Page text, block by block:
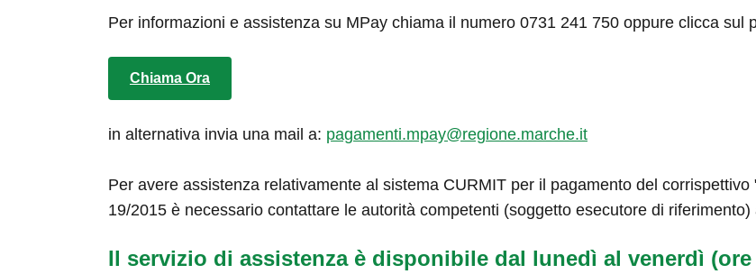
Per informazioni e assistenza su MPay chiama il numero 0731 241 750 oppure clicca sul
Chiama Ora
in alternativa invia una mail a: pagamenti.mpay@regione.marche.it
Per avere assistenza relativamente al sistema CURMIT per il pagamento del
19/2015 è necessario contattare le autorità competenti (soggetto esecutore di riferimento)
Il servizio di assistenza è disponibile dal lunedì al venerdì (ore